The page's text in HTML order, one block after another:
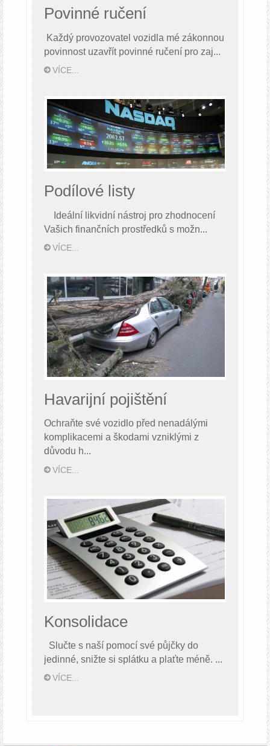
Povinné ručení
Každý provozovatel vozidla mé zákonnou
povinnost uzavřít povinné ručení pro zaj...
VÍCE...
Podílové listy
Ideální likvidní nástroj pro zhodnocení
Vašich finančních prostředků s možn...
VÍCE...
Havarijní pojištění
Ochraňte své vozidlo před nenadálými
komplikacemi a škodami vzniklými z
důvodu h...
VÍCE...
Konsolidace
Slučte s naší pomocí své půjčky do
jedinné, snižte si splátku a plaťte méně. ...
VÍCE...